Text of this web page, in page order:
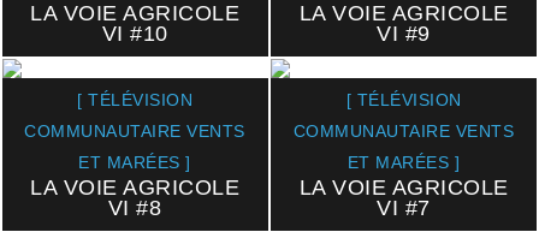
LA VOIE AGRICOLE
VI #10
LA VOIE AGRICOLE
VI #9
[ TÉLÉVISION
COMMUNAUTAIRE VENTS
ET MARÉES ]
LA VOIE AGRICOLE
VI #8
[ TÉLÉVISION
COMMUNAUTAIRE VENTS
ET MARÉES ]
LA VOIE AGRICOLE
VI #7